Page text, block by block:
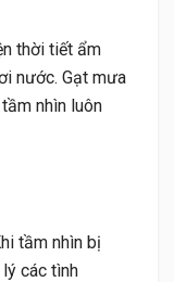
thời tiết ẩm
nước. Gạt mưa
nhìn luôn
tầm nhìn bị
các tình